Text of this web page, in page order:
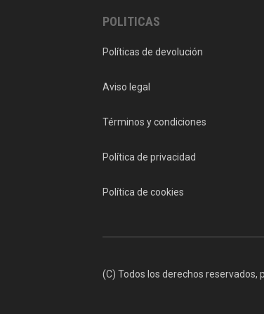
POLITICAS
Políticas de devolución
Aviso legal
Términos y condiciones
Política de privacidad
Política de cookies
(C) Todos los derechos reservados,